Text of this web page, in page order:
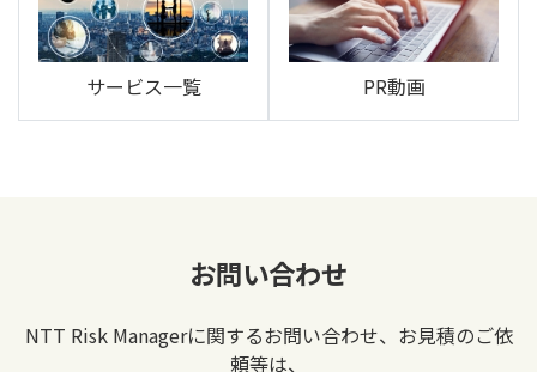
サービス一覧 PR動画
お問い合わせ
NTT Risk Managerに関するお問い合わせ、お見積のご依
頼等は、